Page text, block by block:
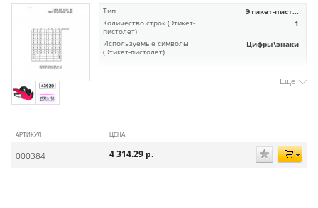
Тип Этикет-пист...
Количество строк (Этикет-
пистолет)
1
Используемые символы
(Этикет-пистолет)
Цифры\знаки
Еще
АРТИКУЛ ЦЕНА
000384 4 314.29 р.